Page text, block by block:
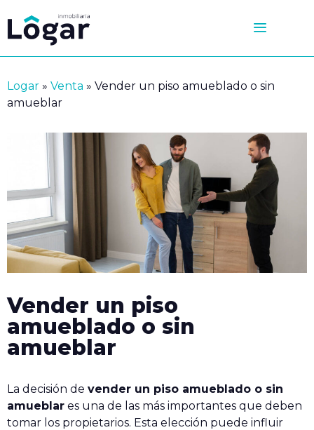
al
contenido
Logar » Venta » Vender un piso amueblado o sin
amueblar
Vender un piso
amueblado o sin
amueblar
La decisión de vender un piso amueblado o sin
amueblar es una de las más importantes que deben
tomar los propietarios. Esta elección puede influir